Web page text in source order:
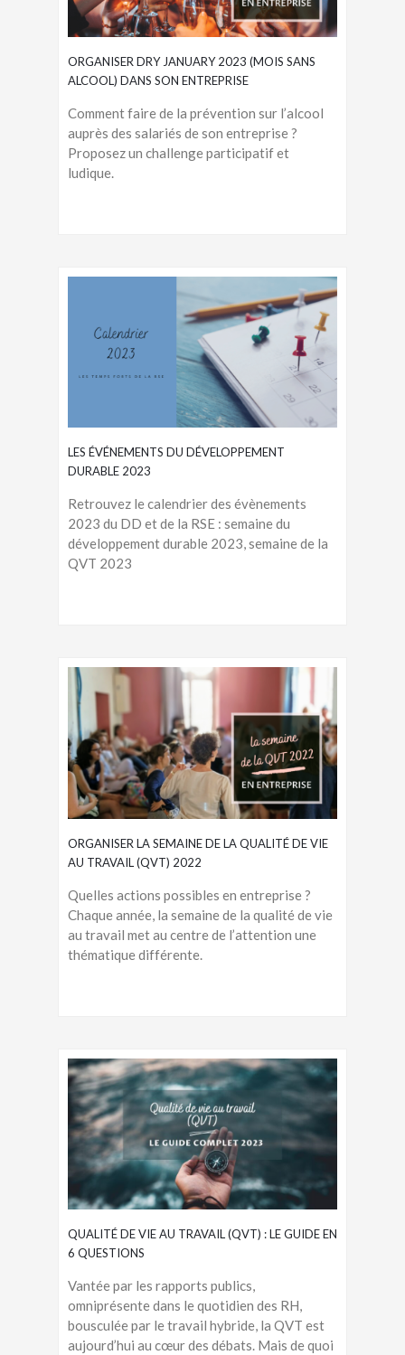
ORGANISER DRY JANUARY 2023 (MOIS SANS
ALCOOL) DANS SON ENTREPRISE
Comment faire de la prévention sur l’alcool
auprès des salariés de son entreprise ?
Proposez un challenge participatif et
ludique.
LES ÉVÉNEMENTS DU DÉVELOPPEMENT
DURABLE 2023
Retrouvez le calendrier des évènements
2023 du DD et de la RSE : semaine du
développement durable 2023, semaine de la
QVT 2023
ORGANISER LA SEMAINE DE LA QUALITÉ DE VIE
AU TRAVAIL (QVT) 2022
Quelles actions possibles en entreprise ?
Chaque année, la semaine de la qualité de vie
au travail met au centre de l’attention une
thématique différente.
QUALITÉ DE VIE AU TRAVAIL (QVT) : LE GUIDE EN
6 QUESTIONS
Vantée par les rapports publics,
omniprésente dans le quotidien des RH,
bousculée par le travail hybride, la QVT est
aujourd’hui au cœur des débats. Mais de quoi